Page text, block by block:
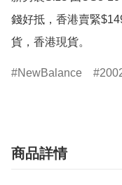
錢好抵，香港賣緊
NewBalance
商品詳情